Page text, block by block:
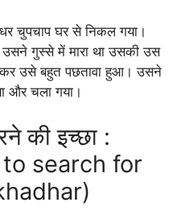
चुपचाप घर से निकल गया।
गुस्से में मारा था उसकी उस
उसे बहुत पछतावा हुआ। उसने
और चला गया।
की इच्छा :
search for